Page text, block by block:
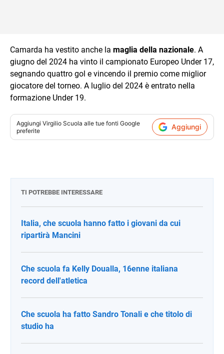
Camarda ha vestito anche la maglia della nazionale. A
giugno del 2024 ha vinto il campionato Europeo Under 17,
segnando quattro gol e vincendo il premio come miglior
giocatore del torneo. A luglio del 2024 è entrato nella
formazione Under 19.
Aggiungi Virgilio Scuola alle tue fonti Google
preferite
Aggiungi
TI POTREBBE INTERESSARE
Italia, che scuola hanno fatto i giovani da cui
ripartirà Mancini
Che scuola fa Kelly Doualla, 16enne italiana
record dell'atletica
Che scuola ha fatto Sandro Tonali e che titolo di
studio ha